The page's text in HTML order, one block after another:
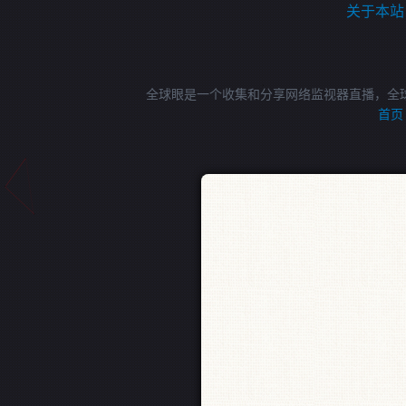
关于本站
全球眼是一个收集和分享网络监视器直播，
首页